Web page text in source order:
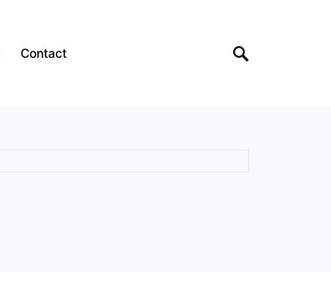
Contact